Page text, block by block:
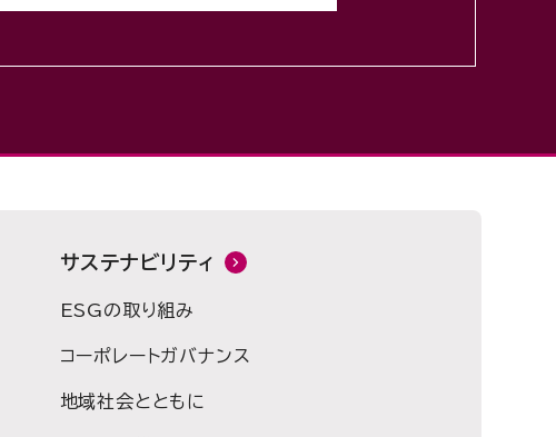
サステナビリティ
ESGの取り組み
コーポレートガバナンス
地域社会とともに